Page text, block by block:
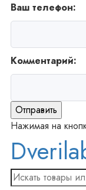
Ваш телефон:
Комментарий:
Отправить
Нажимая на